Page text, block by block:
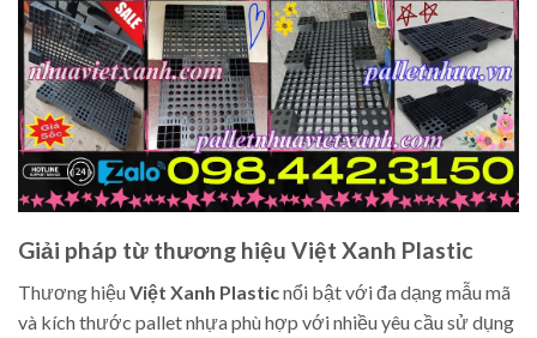
Giải pháp từ thương hiệu Việt Xanh Plastic
Thương hiệuViệt Xanh Plasticnổi bật với đa dạng mẫu mã
và kích thước pallet nhựa phù hợp với nhiều yêu cầu sử dụng